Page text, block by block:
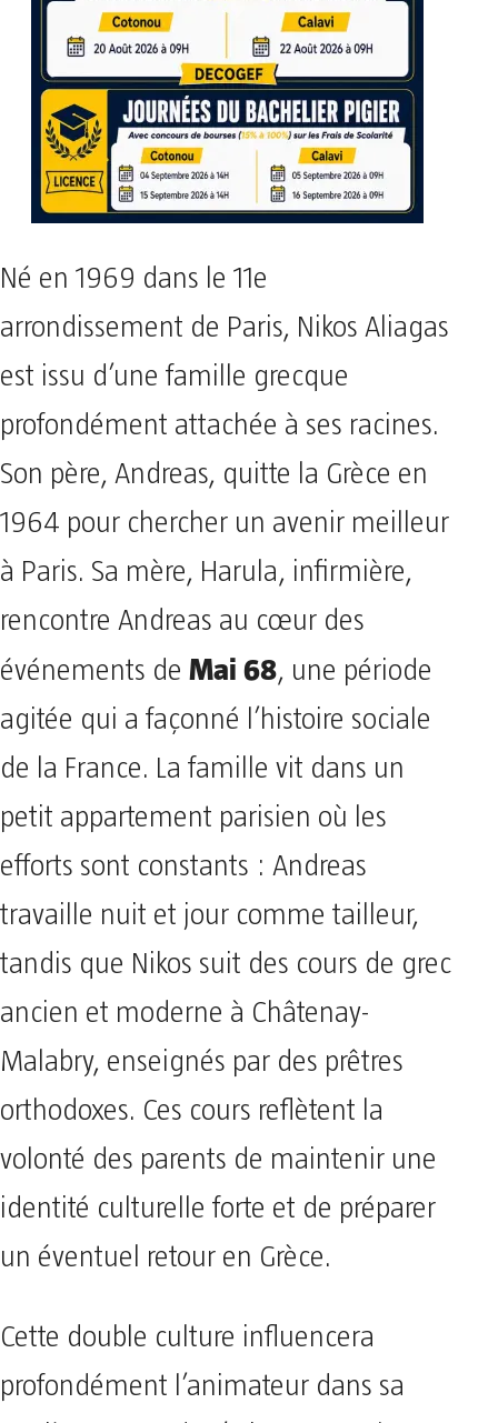
Né en 1969 dans le 11e
arrondissement de Paris, Nikos Aliagas
est issu d’une famille grecque
profondément attachée à ses racines.
Son père, Andreas, quitte la Grèce en
1964 pour chercher un avenir meilleur
à Paris. Sa mère, Harula, infirmière,
rencontre Andreas au cœur des
événements de Mai 68, une période
agitée qui a façonné l’histoire sociale
de la France. La famille vit dans un
petit appartement parisien où les
efforts sont constants : Andreas
travaille nuit et jour comme tailleur,
tandis que Nikos suit des cours de grec
ancien et moderne à Châtenay-
Malabry, enseignés par des prêtres
orthodoxes. Ces cours reflètent la
volonté des parents de maintenir une
identité culturelle forte et de préparer
un éventuel retour en Grèce.
Cette double culture influencera
profondément l’animateur dans sa